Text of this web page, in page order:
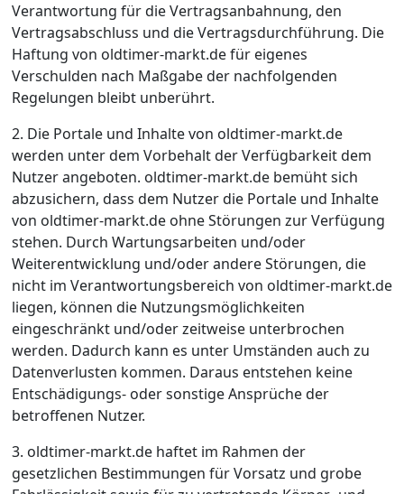
Verantwortung für die Vertragsanbahnung, den
Vertragsabschluss und die Vertragsdurchführung. Die
Haftung von oldtimer-markt.de für eigenes
Verschulden nach Maßgabe der nachfolgenden
Regelungen bleibt unberührt.
2. Die Portale und Inhalte von oldtimer-markt.de
werden unter dem Vorbehalt der Verfügbarkeit dem
Nutzer angeboten. oldtimer-markt.de bemüht sich
abzusichern, dass dem Nutzer die Portale und Inhalte
von oldtimer-markt.de ohne Störungen zur Verfügung
stehen. Durch Wartungsarbeiten und/oder
Weiterentwicklung und/oder andere Störungen, die
nicht im Verantwortungsbereich von oldtimer-markt.de
liegen, können die Nutzungsmöglichkeiten
eingeschränkt und/oder zeitweise unterbrochen
werden. Dadurch kann es unter Umständen auch zu
Datenverlusten kommen. Daraus entstehen keine
Entschädigungs- oder sonstige Ansprüche der
betroffenen Nutzer.
3. oldtimer-markt.de haftet im Rahmen der
gesetzlichen Bestimmungen für Vorsatz und grobe